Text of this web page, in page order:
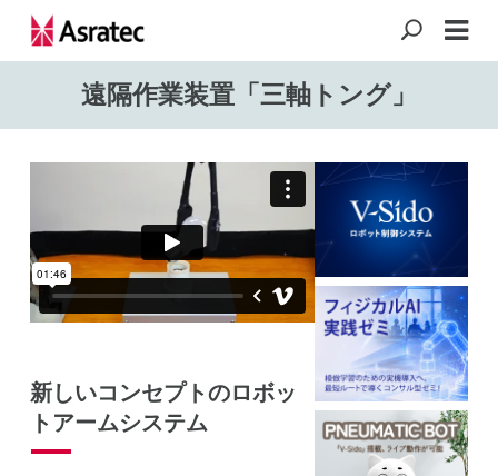
遠隔作業装置「三軸トング」
新しいコンセプトのロボッ
トアームシステム